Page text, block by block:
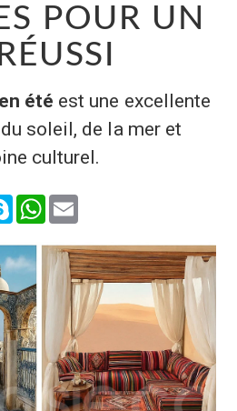
POUR UN
été est une excellente
soleil, de la mer et
culturel.
Skype WhatsApp